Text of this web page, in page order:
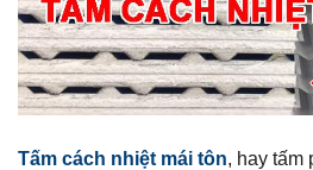
Tấm cách nhiệt mái tôn, hay tấm